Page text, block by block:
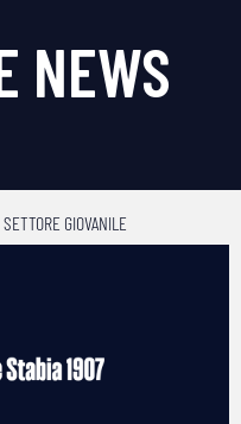
NEWS
SETTORE GIOVANILE